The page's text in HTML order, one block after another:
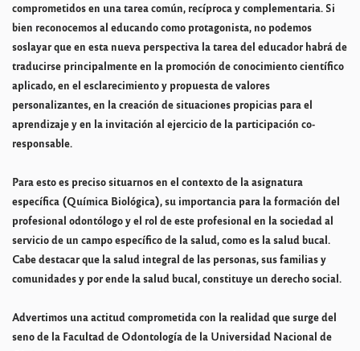
comprometidos en una tarea común, recíproca y complementaria. Si
bien reconocemos al educando como protagonista, no podemos
soslayar que en esta nueva perspectiva la tarea del educador habrá de
traducirse principalmente en la promoción de conocimiento científico
aplicado, en el esclarecimiento y propuesta de valores
personalizantes, en la creación de situaciones propicias para el
aprendizaje y en la invitación al ejercicio de la participación co-
responsable.
Para esto es preciso situarnos en el contexto de la asignatura
específica (Química Biológica), su importancia para la formación del
profesional odontólogo y el rol de este profesional en la sociedad al
servicio de un campo específico de la salud, como es la salud bucal.
Cabe destacar que la salud integral de las personas, sus familias y
comunidades y por ende la salud bucal, constituye un derecho social.
Advertimos una actitud comprometida con la realidad que surge del
seno de la Facultad de Odontología de la Universidad Nacional de